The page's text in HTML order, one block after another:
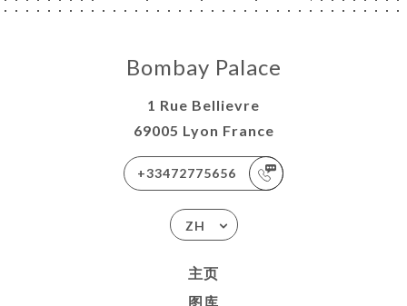
Bombay Palace
1 Rue Bellievre
69005 Lyon France
+33472775656
ZH
主页
图库